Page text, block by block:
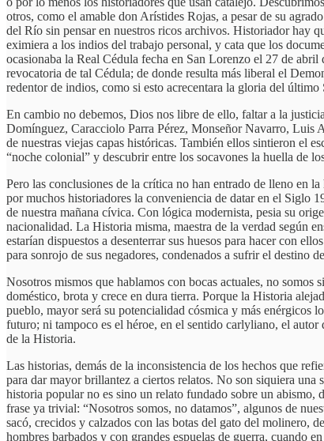
otros, como el amable don Arístides Rojas, a pesar de su
del Río sin pensar en nuestros ricos archivos. Historiador hay
eximiera a los indios del trabajo personal, y cata que los
ocasionaba la Real Cédula fecha en San Lorenzo el 27 de
revocatoria de tal Cédula; de donde resulta más liberal el
redentor de indios, como si esto acrecentara la gloria del último
En cambio no debemos, Dios nos libre de ello, faltar a la
Domínguez, Caracciolo Parra Pérez, Monseñor Navarro, Luis
de nuestras viejas capas históricas. También ellos sintieron el
“noche colonial” y descubrir entre los socavones la huella de
Pero las conclusiones de la crítica no han entrado de lleno en
por muchos historiadores la conveniencia de datar en el Siglo
de nuestra mañana cívica. Con lógica modernista, pesia su
nacionalidad. La Historia misma, maestra de la verdad según
estarían dispuestos a desenterrar sus huesos para hacer con
para sonrojo de sus negadores, condenados a sufrir el destino
Nosotros mismos que hablamos con bocas actuales, no
doméstico, brota y crece en dura tierra. Porque la Historia
pueblo, mayor será su potencialidad cósmica y más enérgicos
futuro; ni tampoco es el héroe, en el sentido carlyliano, el
de la Historia.
Las historias, demás de la inconsistencia de los hechos que
para dar mayor brillantez a ciertos relatos. No son siquiera
historia popular no es sino un relato fundado sobre un abismo,
frase ya trivial: “Nosotros somos, no datamos”, algunos de
sacó, crecidos y calzados con las botas del gato del molinero,
hombres barbados y con grandes espuelas de guerra, cuando